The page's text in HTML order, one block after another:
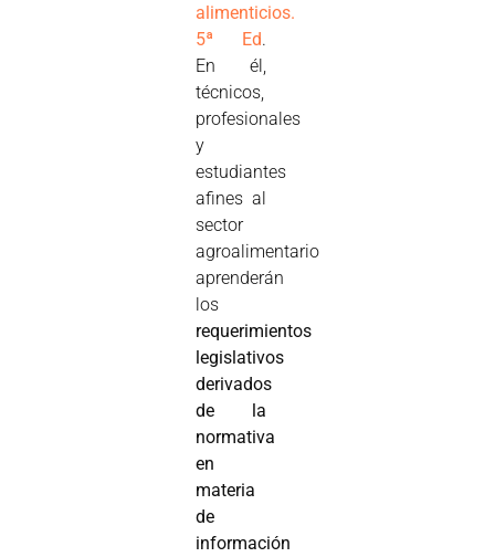
alimenticios.
5ª Ed.
En él,
técnicos,
profesionales
y
estudiantes
afines al
sector
agroalimentario
aprenderán
los
requerimientos
legislativos
derivados
de la
normativa
en
materia
de
información